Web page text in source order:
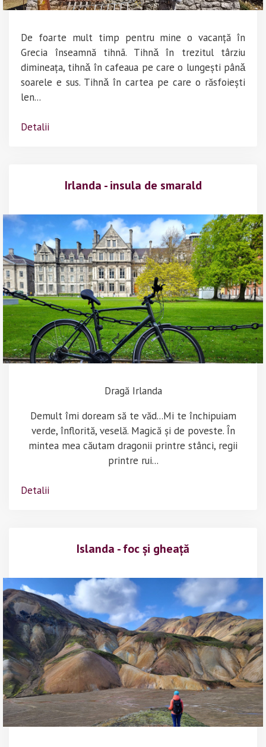
De foarte mult timp pentru mine o vacanță în
Grecia înseamnă tihnã. Tihnǎ în trezitul târziu
dimineața, tihnǎ în cafeaua pe care o lungești pânǎ
soarele e sus. Tihnǎ în cartea pe care o răsfoiești
len...
Detalii
Irlanda - insula de smarald
Dragă Irlanda
Demult îmi doream să te văd...Mi te închipuiam
verde, înflorită, veselă. Magică și de poveste. În
mintea mea căutam dragonii printre stânci, regii
printre rui...
Detalii
Islanda - foc și gheață